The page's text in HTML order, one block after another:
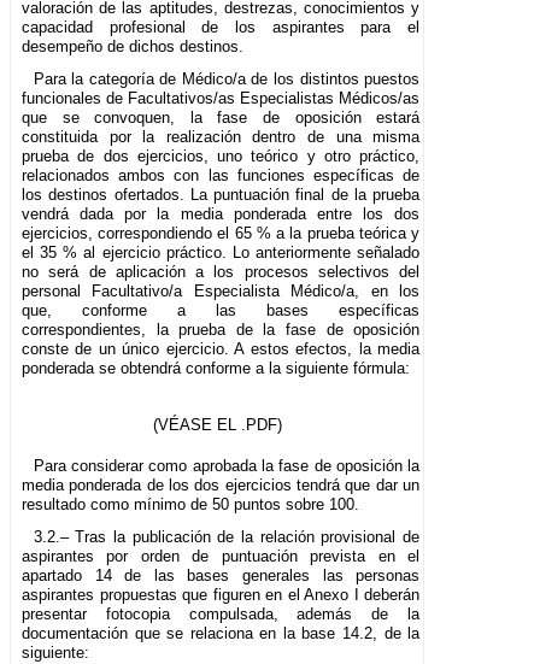
valoración de las aptitudes, destrezas, conocimientos y
capacidad profesional de los aspirantes para el
desempeño de dichos destinos.
Para la categoría de Médico/a de los distintos puestos
funcionales de Facultativos/as Especialistas Médicos/as
que se convoquen, la fase de oposición estará
constituida por la realización dentro de una misma
prueba de dos ejercicios, uno teórico y otro práctico,
relacionados ambos con las funciones específicas de
los destinos ofertados. La puntuación final de la prueba
vendrá dada por la media ponderada entre los dos
ejercicios, correspondiendo el 65 % a la prueba teórica y
el 35 % al ejercicio práctico. Lo anteriormente señalado
no será de aplicación a los procesos selectivos del
personal Facultativo/a Especialista Médico/a, en los
que, conforme a las bases específicas
correspondientes, la prueba de la fase de oposición
conste de un único ejercicio. A estos efectos, la media
ponderada se obtendrá conforme a la siguiente fórmula:
(VÉASE EL .PDF)
Para considerar como aprobada la fase de oposición la
media ponderada de los dos ejercicios tendrá que dar un
resultado como mínimo de 50 puntos sobre 100.
3.2.– Tras la publicación de la relación provisional de
aspirantes por orden de puntuación prevista en el
apartado 14 de las bases generales las personas
aspirantes propuestas que figuren en el Anexo I deberán
presentar fotocopia compulsada, además de la
documentación que se relaciona en la base 14.2, de la
siguiente: